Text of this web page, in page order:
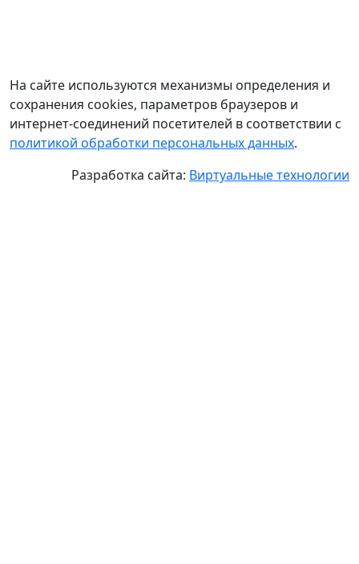
На сайте используются механизмы определения и
сохранения cookies, параметров браузеров и
интернет-соединений посетителей в соответствии с
политикой обработки персональных данных.
Разработка сайта: Виртуальные технологии